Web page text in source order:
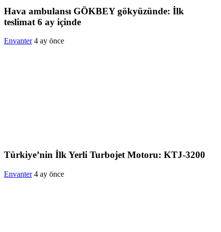
Hava ambulansı GÖKBEY gökyüzünde: İlk
teslimat 6 ay içinde
Envanter 4 ay önce
Türkiye’nin İlk Yerli Turbojet Motoru: KTJ-3200
Envanter 4 ay önce